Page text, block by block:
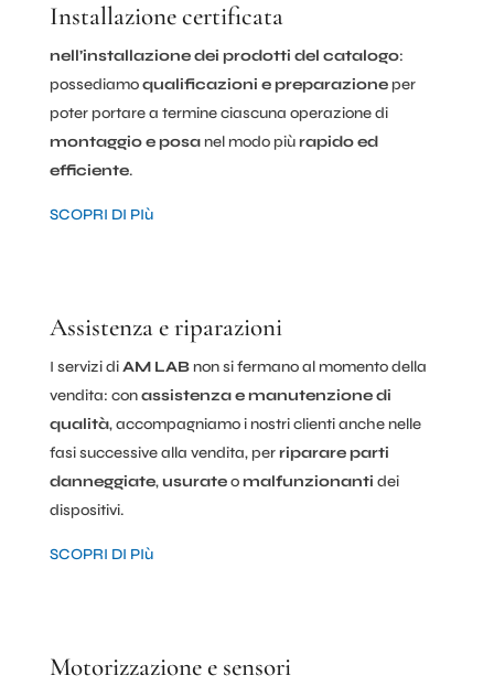
Installazione certificata
nell’installazione dei prodotti del catalogo:
possediamoqualificazioni e preparazioneper
poter portare a termine ciascuna operazione di
montaggio e posanel modo piùrapido ed
efficiente.
SCOPRI DI PIù
Assistenza e riparazioni
I servizi diAM LABnon si fermano al momento della
vendita: conassistenza e manutenzione di
qualità, accompagniamo i nostri clienti anche nelle
fasi successive alla vendita, perriparare parti
danneggiate,usurateomalfunzionanti dei
dispositivi.
SCOPRI DI PIù
Motorizzazione e sensori